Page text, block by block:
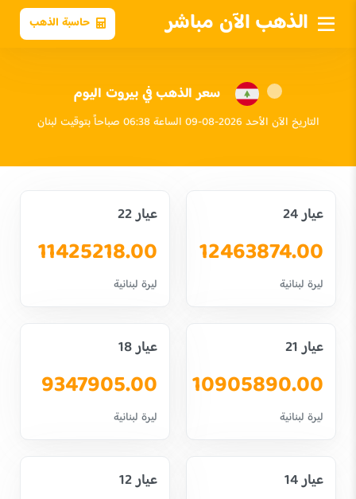
الذهب الآن مباشر حاسبة الذهب
سعر الذهب في بيروت اليوم
التاريخ الآن الأحد 2026-08-09 الساعة 06:38 صباحاً بتوقيت لبنان
عيار 24
12463874.00
ليرة لبنانية
عيار 22
11425218.00
ليرة لبنانية
عيار 21
10905890.00
ليرة لبنانية
عيار 18
9347905.00
ليرة لبنانية
عيار 14 عيار 12